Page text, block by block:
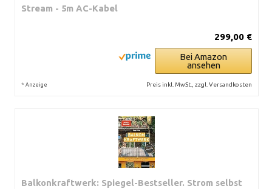
Stream - 5m AC-Kabel
299,00 €
Bei Amazon
ansehen
* Anzeige Preis inkl. MwSt., zzgl. Versandkosten
Balkonkraftwerk: Spiegel-Bestseller. Strom selbst